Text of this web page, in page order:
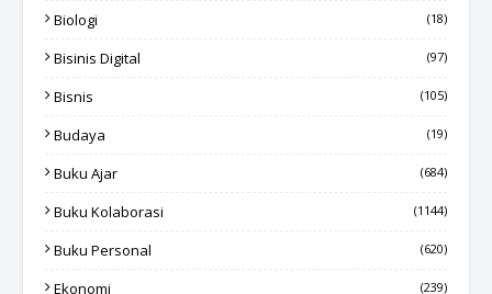
Biologi (18)
Bisinis Digital (97)
Bisnis (105)
Budaya (19)
Buku Ajar (684)
Buku Kolaborasi (1144)
Buku Personal (620)
Ekonomi (239)